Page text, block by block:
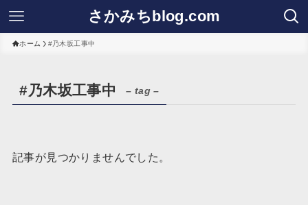
さかみちblog.com
ホーム #乃木坂工事中
#乃木坂工事中 – tag –
記事が見つかりませんでした。